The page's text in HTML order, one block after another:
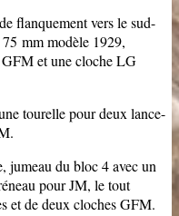
flanquement vers le sud-
mm modèle 1929,
GFM et une cloche LG
tourelle pour deux lance-
jumeau du bloc 4 avec un
pour JM, le tout
et de deux cloches GFM.